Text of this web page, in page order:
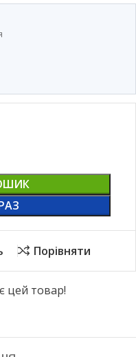
Порівняти
цей товар!